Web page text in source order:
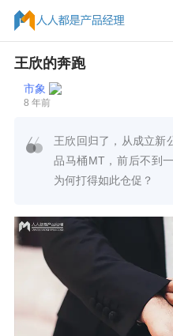
王欣的奔跑
市象
8 年前
王欣回归了，从成立新
品马桶MT，前后不到
为何打得如此仓促？